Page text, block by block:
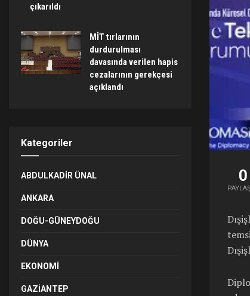
0
çıkarıldı
MİT tırlarının
durdurulması
davasında verilen hapis
cezalarının gerekçesi
açıklandı
Kategoriler
ABDULKADIR ÜNAL
ANKARA
DOĞU-GÜNEYDOĞU
DÜNYA
EKONOMI
GAZIANTEP